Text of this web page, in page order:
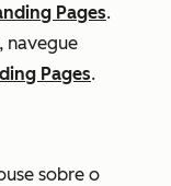
Pages.
navegue
Pages.
sobre o